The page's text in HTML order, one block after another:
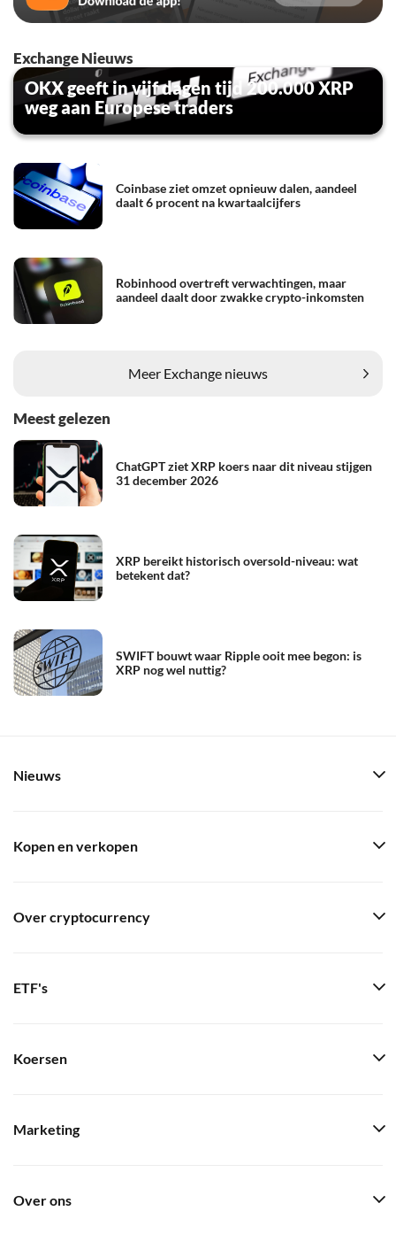
Exchange Nieuws
OKX geeft in vijf dagen tijd 200.000 XRP
weg aan Europese traders
Coinbase ziet omzet opnieuw dalen, aandeel
daalt 6 procent na kwartaalcijfers
Robinhood overtreft verwachtingen, maar
aandeel daalt door zwakke crypto-inkomsten
Meer Exchange nieuws
Meest gelezen
ChatGPT ziet XRP koers naar dit niveau stijgen
31 december 2026
XRP bereikt historisch oversold-niveau: wat
betekent dat?
SWIFT bouwt waar Ripple ooit mee begon: is
XRP nog wel nuttig?
Nieuws
Kopen en verkopen
Over cryptocurrency
ETF's
Koersen
Marketing
Over ons